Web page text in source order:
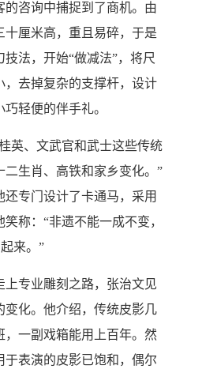
的咨询中捕捉到了商机。由
十厘米高，重且易碎，于是
法，开始“做减法”，将尺
，去掉复杂的支撑杆，设计
轻便的伴手礼。
、文武官和武士这些传统
二生肖、高铁和家乡变化。”
还专门设计了卡通马，采用
称：“非遗不能一成不变，
来。”
专业雕刻之路，张治文见
变化。他介绍，传统皮影几
，一副戏箱能用上百年。然
于表演的皮影已饱和，偶尔